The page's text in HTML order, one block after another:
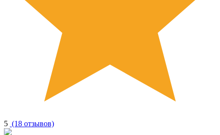
5 (18 отзывов)